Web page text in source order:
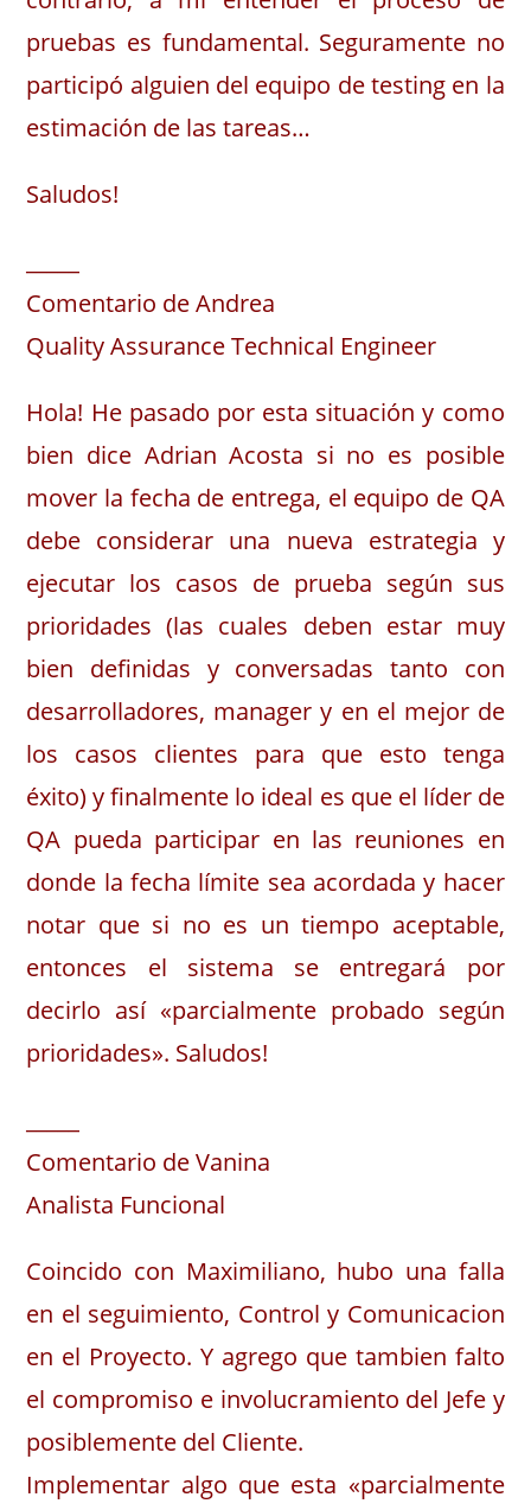
pruebas es fundamental. Seguramente no
participó alguien del equipo de testing en la
estimación de las tareas…
Saludos!
Comentario de Andrea
Quality Assurance Technical Engineer
Hola! He pasado por esta situación y como
bien dice Adrian Acosta si no es posible
mover la fecha de entrega, el equipo de QA
debe considerar una nueva estrategia y
ejecutar los casos de prueba según sus
prioridades (las cuales deben estar muy
bien definidas y conversadas tanto con
desarrolladores, manager y en el mejor de
los casos clientes para que esto tenga
éxito) y finalmente lo ideal es que el líder de
QA pueda participar en las reuniones en
donde la fecha límite sea acordada y hacer
notar que si no es un tiempo aceptable,
entonces el sistema se entregará por
decirlo así «parcialmente probado según
prioridades». Saludos!
Comentario de Vanina
Analista Funcional
Coincido con Maximiliano, hubo una falla
en el seguimiento, Control y Comunicacion
en el Proyecto. Y agrego que tambien falto
el compromiso e involucramiento del Jefe y
posiblemente del Cliente.
Implementar algo que esta «parcialmente